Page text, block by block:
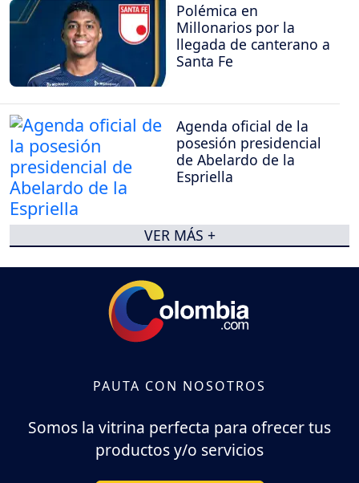
Polémica en
Millonarios por la
llegada de canterano a
Santa Fe
Agenda oficial de la
posesión presidencial
de Abelardo de la
Espriella
VER MÁS +
PAUTA CON NOSOTROS
Somos la vitrina perfecta para ofrecer tus
productos y/o servicios